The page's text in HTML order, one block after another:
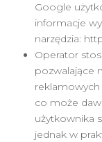
Google
informacje
narzędzia:
Operator
pozwalające
co może
użytkownika
jednak w